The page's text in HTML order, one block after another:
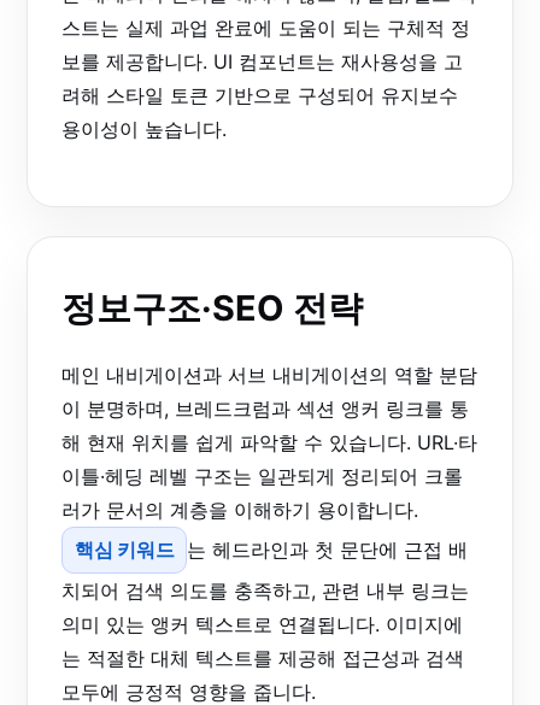
스트는 실제 과업 완료에 도움이 되는 구체적 정
보를 제공합니다. UI 컴포넌트는 재사용성을 고
려해 스타일 토큰 기반으로 구성되어 유지보수
용이성이 높습니다.
정보구조·SEO 전략
메인 내비게이션과 서브 내비게이션의 역할 분담
이 분명하며, 브레드크럼과 섹션 앵커 링크를 통
해 현재 위치를 쉽게 파악할 수 있습니다. URL·타
이틀·헤딩 레벨 구조는 일관되게 정리되어 크롤
러가 문서의 계층을 이해하기 용이합니다.
핵심 키워드 는 헤드라인과 첫 문단에 근접 배
치되어 검색 의도를 충족하고, 관련 내부 링크는
의미 있는 앵커 텍스트로 연결됩니다. 이미지에
는 적절한 대체 텍스트를 제공해 접근성과 검색
모두에 긍정적 영향을 줍니다.